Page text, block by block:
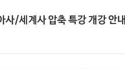
/세계사 압축 특강 개강 안내